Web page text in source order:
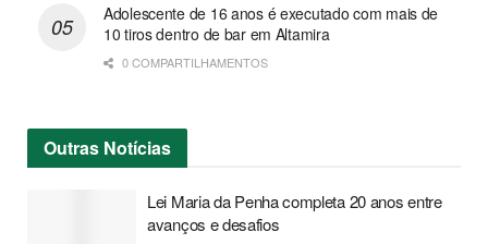
Adolescente de 16 anos é executado com mais de
10 tiros dentro de bar em Altamira
0 COMPARTILHAMENTOS
Outras Notícias
Lei Maria da Penha completa 20 anos entre
avanços e desafios